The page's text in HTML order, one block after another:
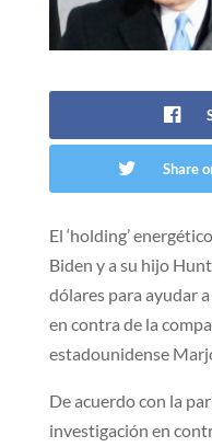
Share
El ‘holding’
Biden y a su hijo
dólares para ayudar
en contra de la
estadounidense
De acuerdo con la
investigación en